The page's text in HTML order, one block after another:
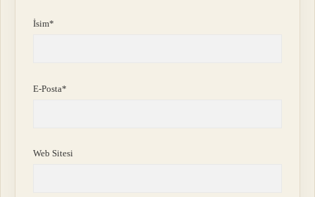
İsim*
E-Posta*
Web Sitesi